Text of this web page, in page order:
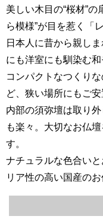
美しい木目の“桜材”
ら模様”が目を惹く「
日本人に昔から親し
にも洋室にも馴染む
コンパクトなつくり
ど、狭い場所にもご安
内部の須弥壇は取り
も楽々。大切なお仏
す。
ナチュラルな色合い
リア性の高い国産のお